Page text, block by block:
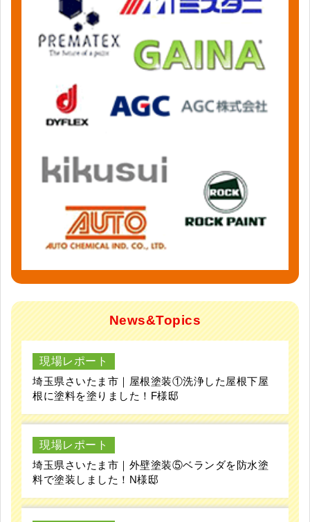
News&Topics
現場レポート
埼玉県さいたま市｜屋根塗装①洗浄した屋根下屋
根に塗料を塗りました！F様邸
現場レポート
埼玉県さいたま市｜外壁塗装⑤ベランダを防水塗
料で塗装しました！N様邸